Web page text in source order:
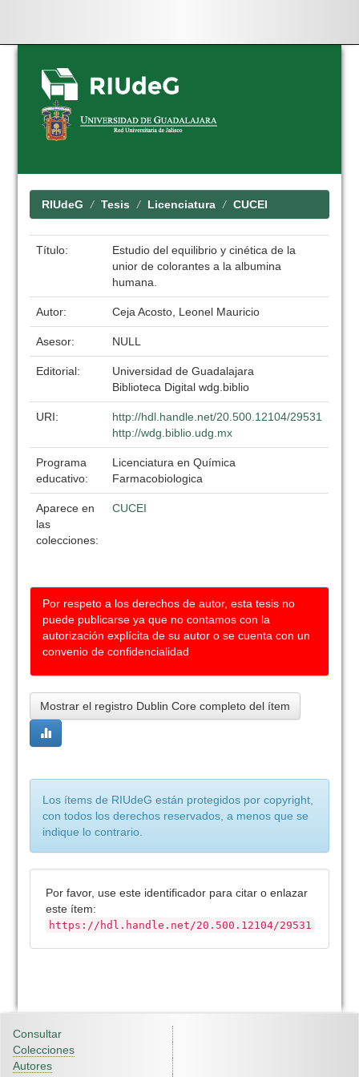
Skip
navigation
RIUdeG Tesis Licenciatura CUCEI
Título:
Estudio del equilibrio y cinética de la
unior de colorantes a la albumina
humana.
Autor: Ceja Acosto, Leonel Mauricio
Asesor: NULL
Editorial:
Universidad de Guadalajara
Biblioteca Digital wdg.biblio
URI:
http://hdl.handle.net/20.500.12104/29531
http://wdg.biblio.udg.mx
Programa
educativo:
Licenciatura en Química
Farmacobiologica
Aparece en
las
colecciones:
CUCEI
Por respeto a los derechos de autor, esta tesis no
puede publicarse ya que no contamos con la
autorización explícita de su autor o se cuenta con un
convenio de confidencialidad
Mostrar el registro Dublin Core completo del ítem
Los ítems de RIUdeG están protegidos por copyright,
con todos los derechos reservados, a menos que se
indique lo contrario.
Por favor, use este identificador para citar o enlazar
este ítem:
https://hdl.handle.net/20.500.12104/29531
Consultar
Colecciones
Autores